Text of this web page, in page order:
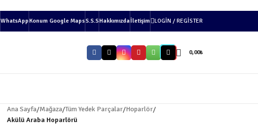
WhatsApp Konum Google MapsS.S.SHakkımızdaİletişim LOGIN / REGISTER
0,00₺
Ana Sayfa/Mağaza/Tüm Yedek Parçalar/Hoparlör/
Akülü Araba Hoparlörü